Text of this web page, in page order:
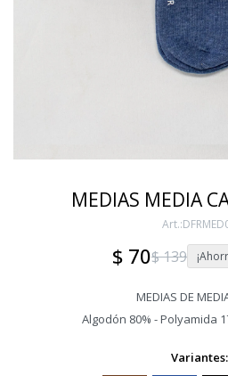
MEDIAS MEDIA
$ 70$139
MEDIAS DE
Algodón 80% - Polyamida
Variantes: